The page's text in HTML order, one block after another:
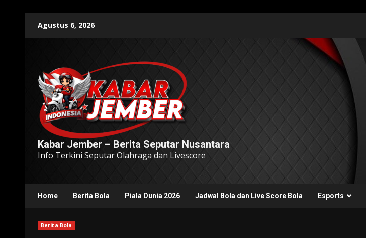
Agustus 6, 2026
Kabar Jember – Berita Seputar Nusantara
Info Terkini Seputar Olahraga dan Livescore
Home Berita Bola Piala Dunia 2026 Jadwal Bola dan Live Score Bola Esports
Berita Bola